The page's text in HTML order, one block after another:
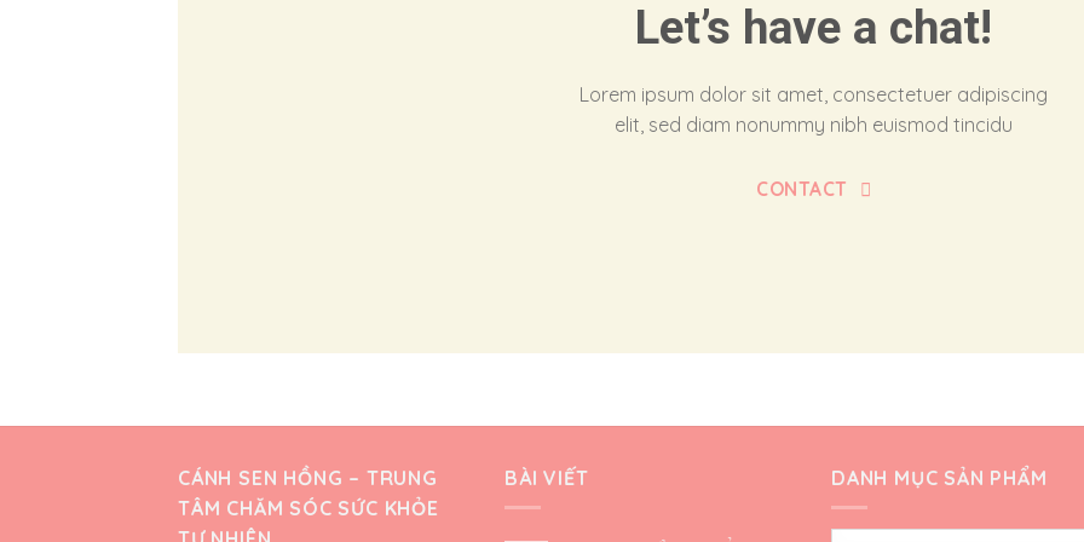
Let’s have a chat!
Lorem ipsum dolor sit amet, consectetuer adipiscing
elit, sed diam nonummy nibh euismod tincidu
CONTACT
CÁNH SEN HỒNG – TRUNG
TÂM CHĂM SÓC SỨC KHỎE
BÀI VIẾT DANH MỤC SẢN PHẨM